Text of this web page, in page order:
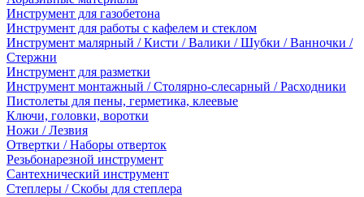
Инструмент для газобетона
Инструмент для работы с кафелем и стеклом
Инструмент малярный / Кисти / Валики / Шубки / Ванночки /
Стержни
Инструмент для разметки
Инструмент монтажный / Столярно-слесарный / Расходники
Пистолеты для пены, герметика, клеевые
Ключи, головки, воротки
Ножи / Лезвия
Отвертки / Наборы отверток
Резьбонарезной инструмент
Сантехнический инструмент
Степлеры / Скобы для степлера